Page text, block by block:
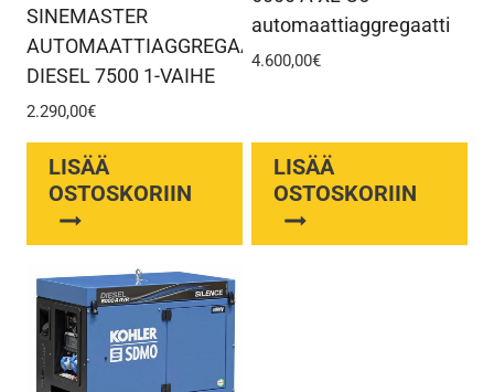
SINEMASTER
AUTOMAATTIAGGREGAATTI
DIESEL 7500 1-VAIHE
2.290,00€
LISÄÄ
OSTOSKORIIN
automaattiaggregaatti
4.600,00€
LISÄÄ
OSTOSKORIIN